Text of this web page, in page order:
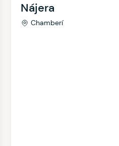
Nájera
Chamberí